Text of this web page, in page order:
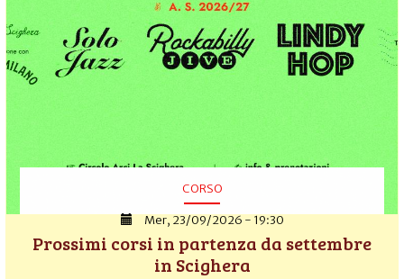
CORSO
Mer, 23/09/2026 - 19:30
Prossimi corsi in partenza da settembre
in Scighera